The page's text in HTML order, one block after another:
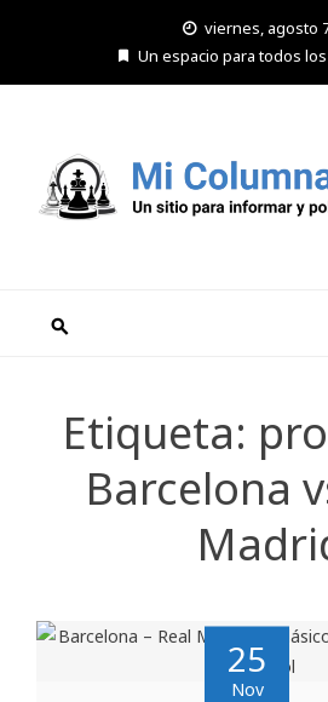
viernes, agosto
Un espacio para todos
Etiqueta:
Barcelona
25
Nov